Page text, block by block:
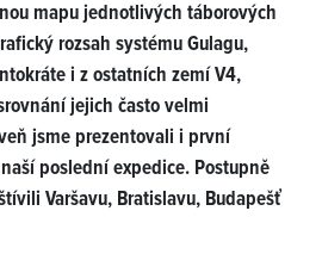
mapu jednotlivých táborových
rozsah systému Gulagu,
i z ostatních zemí V4,
jejich často velmi
jsme prezentovali i první
poslední expedice. Postupně
Varšavu, Bratislavu, Budapešť